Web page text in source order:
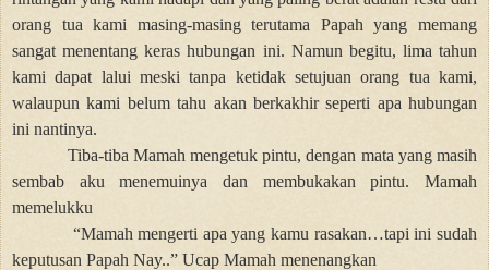
orang tua kami masing-masing terutama Papah yang memang
sangat menentang keras hubungan ini. Namun begitu, lima tahun
kami dapat lalui meski tanpa ketidak setujuan orang tua kami,
walaupun kami belum tahu akan berkakhir seperti apa hubungan
ini nantinya.
Tiba-tiba Mamah mengetuk pintu, dengan mata yang masih
sembab aku menemuinya dan membukakan pintu. Mamah
memelukku
“Mamah mengerti apa yang kamu rasakan…tapi ini sudah
keputusan Papah Nay..” Ucap Mamah menenangkan